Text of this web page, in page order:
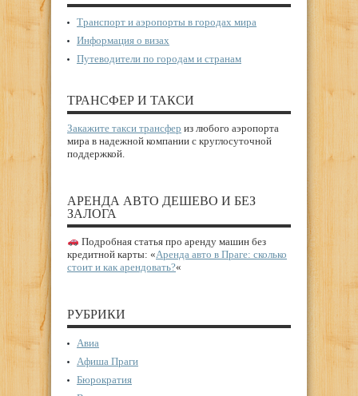
Транспорт и аэропорты в городах мира
Информация о визах
Путеводители по городам и странам
ТРАНСФЕР И ТАКСИ
Закажите такси трансфер из любого аэропорта
мира в надежной компании с круглосуточной
поддержкой.
АРЕНДА АВТО ДЕШЕВО И БЕЗ
ЗАЛОГА
Подробная статья про аренду машин без
кредитной карты: «Аренда авто в Праге: сколько
стоит и как арендовать?«
РУБРИКИ
Авиа
Афиша Праги
Бюрократия